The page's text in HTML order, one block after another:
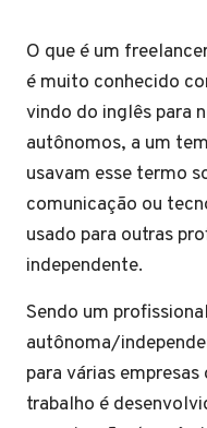
O que é um
é muito conhecido
vindo do inglês para
autônomos, a um
usavam esse termo
comunicação ou
usado para outras
independente.
Sendo um
autônoma/
para várias
trabalho é